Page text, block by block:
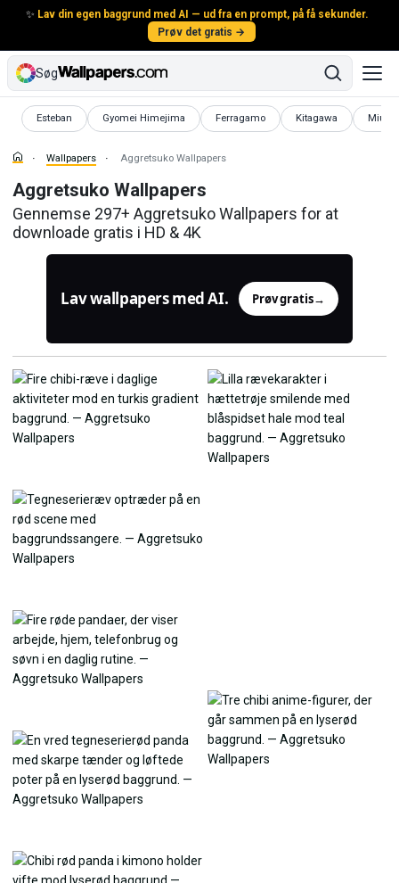
✨ Lav din egen baggrund med AI — ud fra en prompt, på få sekunder.
Prøv det gratis →
Søg
Esteban
Wallpapers Gyomei Himejima
Wallpapers Ferragamo
Wallpapers Kitagawa
Wallpapers Miui
Wallpapers Aggretsuko Wallpapers
Aggretsuko Wallpapers
Gennemse 297+ Aggretsuko Wallpapers for at
downloade gratis i HD & 4K
Lav wallpapers med AI. Prøv gratis→